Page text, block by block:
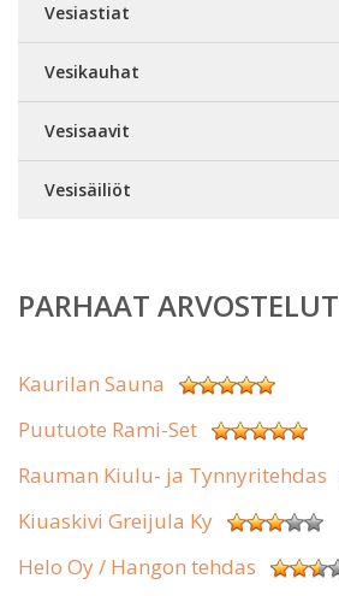
Vesiastiat
Vesikauhat
Vesisaavit
Vesisäiliöt
PARHAAT ARVOSTELUT
Kaurilan Sauna
Puutuote Rami-Set
Rauman Kiulu- ja Tynnyritehdas
Kiuaskivi Greijula Ky
Helo Oy / Hangon tehdas